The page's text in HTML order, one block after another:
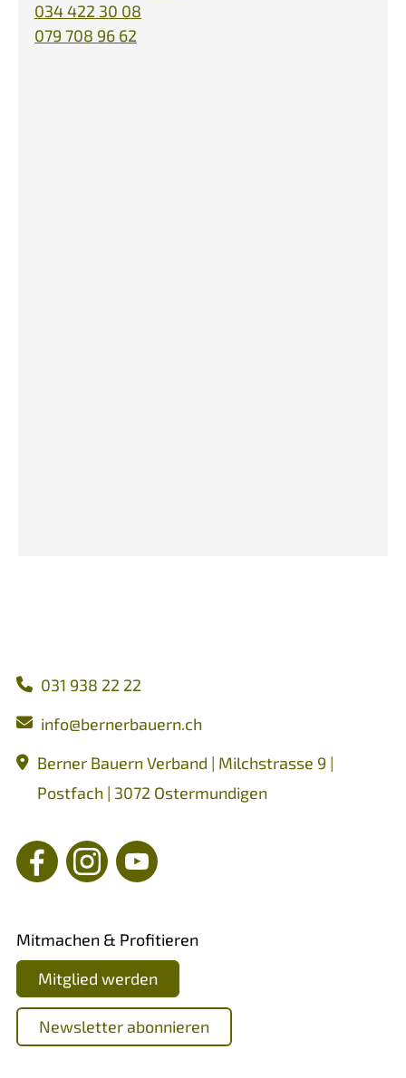
034 422 30 08
079 708 96 62
031 938 22 22
nf
b rn rb rn ch
Berner Bauern Verband | Milchstrasse 9 |
Postfach | 3072 Ostermundigen
Mitmachen & Profitieren
Mitglied werden
Newsletter abonnieren